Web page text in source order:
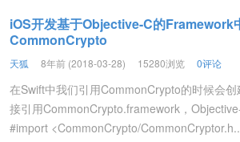
iOS开发基于Objective-C的Framework
CommonCrypto
天狐 8年前 (2018-03-28) 15280浏览 0评论
在Swift中我们引用CommonCrypto的时候会
接引用CommonCrypto.framework，
#import <CommonCrypto/